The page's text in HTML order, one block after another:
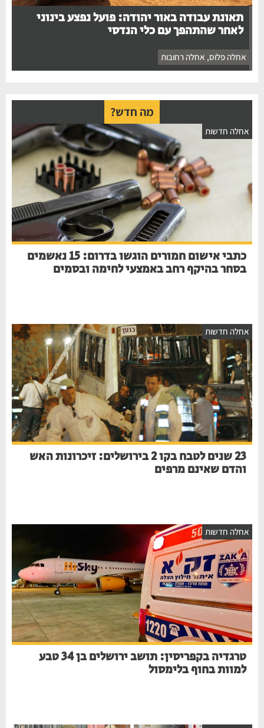
תאונת עבודה באור יהודה: פועל נפצע בינוני
לאחר שהתהפך עם כלי הנדסי
אחלה פלוס ,אחלה רחובות
מה חדש?
חדשות
כתבי אישום חמורים הוגשו בדרום: 15 נאשמים
בסחר בהיקף רחב באמצעי לחימה ובסמים
חדשות
23 שנים לטבח בקו 2 בירושלים: זיכרונות האש
והדם שאינם מרפים
חדשות
טרגדיה בקפריסין: תושב ירושלים בן 34 טבע
למוות בחוף בלימסול